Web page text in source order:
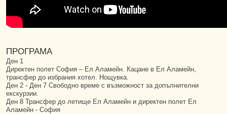
ПРОГРАМА
Ден 1
Директен полет София – Ел Аламейн. Кацане в Ел Аламейн,
трансфер до избрания хотел. Нощувка.
Ден 2 - Ден 7 Свободно време с възможност за допълнителни
екскурзии.
Ден 8 Трансфер до летище Ел Аламейн и директен полет Ел
Аламейн - София